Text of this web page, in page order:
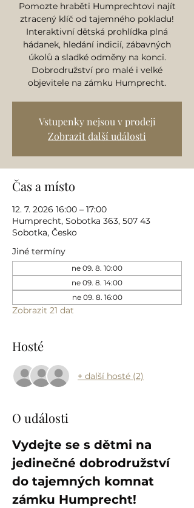
Pomozte hraběti Humprechtovi najít
ztracený klíč od tajemného pokladu!
Interaktivní dětská prohlídka plná
hádanek, hledání indicií, zábavných
úkolů a sladké odměny na konci.
Dobrodružství pro malé i velké
objevitele na zámku Humprecht.
Vstupenky nejsou v prodeji
Zobrazit další události
Čas a místo
12. 7. 2026 16:00 – 17:00
Humprecht, Sobotka 363, 507 43
Sobotka, Česko
Jiné termíny
ne 09. 8. 10:00
ne 09. 8. 14:00
ne 09. 8. 16:00
Zobrazit 21 dat
Hosté
+ další hosté (2)
O události
Vydejte se s dětmi na
jedinečné dobrodružství
do tajemných komnat
zámku Humprecht!